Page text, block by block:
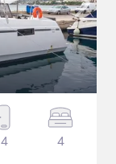
4 4